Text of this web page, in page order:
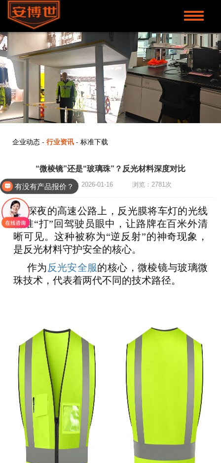
Toggle
企业动态 - 行业资讯 - 标准下载
“微棱镜”还是“玻璃珠”？反光材料深度对比
发布时间：2026-01-16 浏览：2781次
深夜的高速公路上，反光膜将车灯的光线
精准“打”回驾驶员眼中，让路牌在百米外清
晰可见。这种被称为“逆反射”的神奇现象，
是反光材料守护安全的核心。
作为 反光安全服的核心，微棱镜与玻璃微
珠技术，代表着两代不同的技术路径。
有没有产品报价？